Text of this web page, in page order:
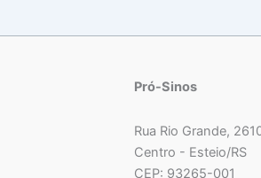
Pró-Sinos
Rua Rio Grande,
Centro - Esteio/RS
CEP: 93265-001